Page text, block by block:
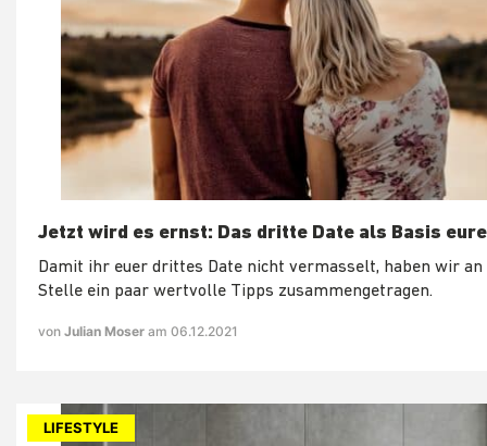
Jetzt wird es ernst: Das dritte Date als Basis
Damit ihr euer drittes Date nicht vermasselt, haben wir an
Stelle ein paar wertvolle Tipps zusammengetragen.
von Julian Moser am 06.12.2021
LIFESTYLE